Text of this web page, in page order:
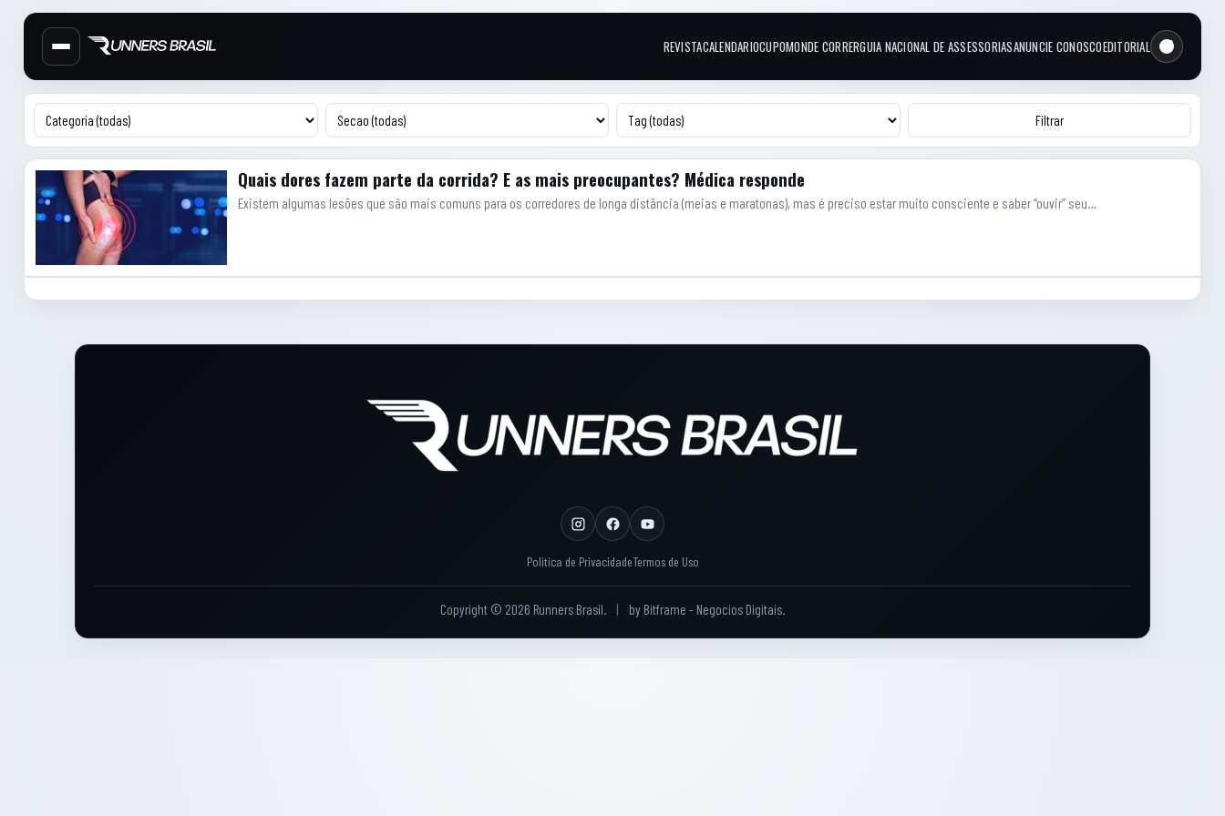
Cabecalho do site
Links do topo
REVISTACALENDARIOCUPOMONDE CORRERGUIA NACIONAL DE ASSESSORIASANUNCIE CONOSCOEDITORIAL
Menu lateral de secoes
Conteudo principal
Filtrar
Artigos Quais dores fazem parte da corrida? E as mais preocupantes? Médica responde
Existem algumas lesões que são mais comuns para os corredores de longa distância (meias e maratonas), mas é preciso estar muito consciente e saber “ouvir” seu…
Rodape do site
Politica de PrivacidadeTermos de Uso
Copyright © 2026 Runners Brasil. | by Bitframe - Negocios Digitais.